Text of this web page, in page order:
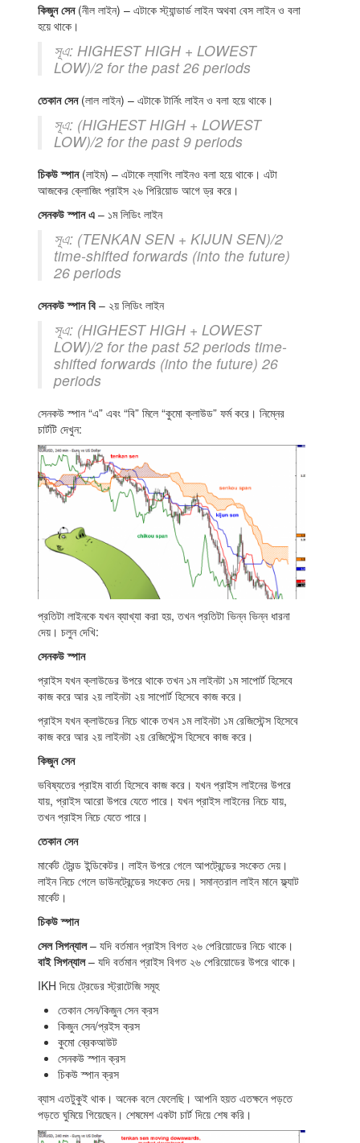
কিজুন সেন(নীল লাইন) – এটাকে স্ট্যান্ডার্ড লাইন অথবা বেস লাইন ও বলা
হয়ে থাকে।
সূএ: HIGHEST HIGH + LOWEST
LOW)/2 for the past 26 periods
তেকান সেন(লাল লাইন) – এটাকে টার্নিং লাইন ও বলা হয়ে থাকে।
সূএ: (HIGHEST HIGH + LOWEST
LOW)/2 for the past 9 periods
চিকউ স্পান(লাইম) – এটাকে ল্যাগিং লাইনও বলা হয়ে থাকে। এটা
আজকের ক্লোজিং প্রাইস ২৬ পিরিয়োড আগে ড্র করে।
সেনকউ স্পান এ – ১ম লিডিং লাইন
সূএ: (TENKAN SEN + KIJUN SEN)/2
time-shifted forwards (into the future)
26 periods
সেনকউ স্পান বি – ২য় লিডিং লাইন
সূএ: (HIGHEST HIGH + LOWEST
LOW)/2 for the past 52 periods time-
shifted forwards (into the future) 26
periods
সেনকউ স্পান “এ” এবং “বি” মিলে “কুমো ক্লাউড” ফর্ম করে। নিম্নের
চার্টটি দেখুন:
প্রতিটা লাইনকে যখন ব্যাখ্যা করা হয়, তখন প্রতিটা ভিন্ন ভিন্ন ধারনা
দেয়। চলুন দেখি:
সেনকউ স্পান
প্রাইস যখন ক্লাউডের উপরে থাকে তখন ১ম লাইনটা ১ম সাপোর্ট হিসেবে
কাজ করে আর ২য় লাইনটা ২য় সাপোর্ট হিসেবে কাজ করে।
প্রাইস যখন ক্লাউডের নিচে থাকে তখন ১ম লাইনটা ১ম রেজিস্টেন্স হিসেবে
কাজ করে আর ২য় লাইনটা ২য় রেজিস্টেন্স হিসেবে কাজ করে।
কিজুন সেন
ভবিষ্যতের প্রাইম বার্তা হিসেবে কাজ করে। যখন প্রাইস লাইনের উপরে
যায়, প্রাইস আরো উপরে যেতে পারে। যখন প্রাইস লাইনের নিচে যায়,
তখন প্রাইস নিচে যেতে পারে।
তেকান সেন
মার্কেট ট্রেন্ড ইন্ডিকেটর। লাইন উপরে গেলে আপট্রেন্ডের সংকেত দেয়।
লাইন নিচে গেলে ডাউনট্রেন্ডের সংকেত দেয়। সমান্তরাল লাইন মানে ফ্ল্যাট
মার্কেট।
চিকউ স্পান
সেল সিগন্যাল– যদি বর্তমান প্রাইস বিগত ২৬ পেরিয়োডের নিচে থাকে।
বাই সিগন্যাল– যদি বর্তমান প্রাইস বিগত ২৬ পেরিয়োডের উপরে থাকে।
IKH দিয়ে ট্রেডের স্ট্রাটেজি সমূহ
তেকান সেন/কিজুন সেন ক্রস
কিজুন সেন/প্রইস ক্রস
কুমো ব্রেকআউট
সেনকউ স্পান ক্রস
চিকউ স্পান ক্রস
ব্যাস এতটুকুই থাক। অনেক বলে ফেলেছি। আপনি হয়ত এতক্ষনে পড়তে
পড়তে ঘুমিয়ে গিয়েছেন। শেষমেশ একটা চার্ট দিয়ে শেষ করি।